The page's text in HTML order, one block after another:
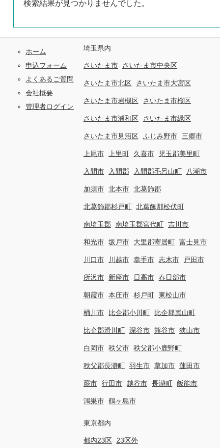
検索結果が見つかりませんでした。
ホーム
申込フォーム
よくあるご質問
会社概要
管理者ログイン
埼玉県内
さいたま市 さいたま市中央区
さいたま市北区 さいたま市大宮区
さいたま市岩槻区 さいたま市桜区
さいたま市浦和区 さいたま市緑区
さいたま市見沼区 ふじみ野市 三郷市
上尾市 上里町 久喜市 児玉郡美里町
入間市 入間郡 入間郡毛呂山町 八潮市
加須市 北本市 北葛飾郡
北葛飾郡杉戸町 北葛飾郡松伏町
南埼玉郡 南埼玉郡宮代町 吉川市
和光市 坂戸市 大里郡寄居町 富士見市
川口市 川越市 幸手市 志木市 戸田市
所沢市 新座市 日高市 春日部市
朝霞市 本庄市 杉戸町 東松山市
桶川市 比企郡小川町 比企郡嵐山町
比企郡滑川町 深谷市 熊谷市 狭山市
白岡市 秩父市 秩父郡小鹿野町
秩父郡長瀞町 羽生市 草加市 蓮田市
蕨市 行田市 越谷市 長瀞町 飯能市
鴻巣市 鶴ヶ島市
東京都内
都内23区 23区外